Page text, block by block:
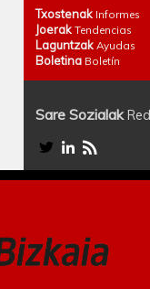
TxostenakInformes
JoerakTendencias
LaguntzakAyudas
BoletinaBoletín
Sare Sozialak